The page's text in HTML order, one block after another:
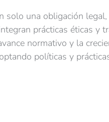
solo una obligación
prácticas éticas
normativo y la
políticas y